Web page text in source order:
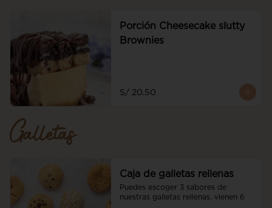
Porción Cheesecake slutty
Brownies
S/ 20.50
Galletas
Caja de galletas rellenas
Puedes escoger 3 sabores de
nuestras galletas rellenas. vienen 6